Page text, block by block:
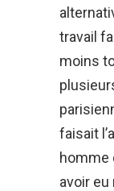
travail
moins
faisait
homme
avoir eu